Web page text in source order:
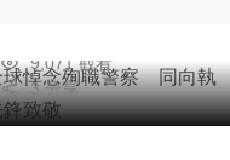
9,071 觀看
3 分享
黑尾鷗身纏保麗龍帶
給海鳥潛在危機